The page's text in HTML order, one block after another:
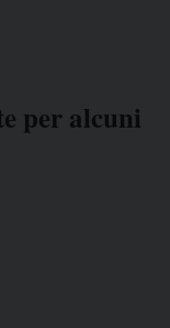
per alcuni